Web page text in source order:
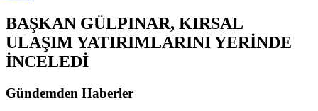
BAŞKAN GÜLPINAR, KIRSAL
ULAŞIM YATIRIMLARINI YERİNDE
İNCELEDİ
Gündemden Haberler